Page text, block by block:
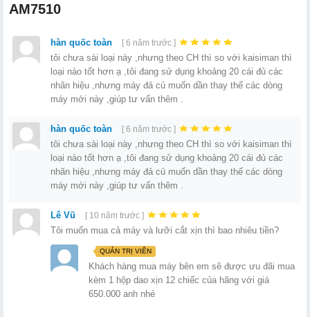
AM7510
hàn quốc toàn [ 6 năm trước ]
tôi chưa sài loại này ,nhưng theo CH thì so với kaisiman thì
loại nào tốt hơn ạ ,tôi đang sử dụng khoảng 20 cái đủ các
nhãn hiệu ,nhưng máy đả củ muốn dần thay thế các dòng
máy mới này ,giúp tư vấn thêm .
hàn quốc toàn [ 6 năm trước ]
tôi chưa sài loại này ,nhưng theo CH thì so với kaisiman thì
loại nào tốt hơn ạ ,tôi đang sử dụng khoảng 20 cái đủ các
nhãn hiệu ,nhưng máy đả củ muốn dần thay thế các dòng
máy mới này ,giúp tư vấn thêm .
Lê Vũ [ 10 năm trước ]
Tôi muốn mua cả máy và lưỡi cắt xịn thì bao nhiêu tiền?
QUẢN TRỊ VIÊN
Khách hàng mua máy bên em sẽ được ưu đãi mua
kèm 1 hộp dao xịn 12 chiếc của hãng với giá
650.000 anh nhé